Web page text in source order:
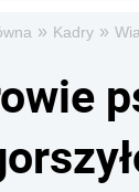
» Kadry »